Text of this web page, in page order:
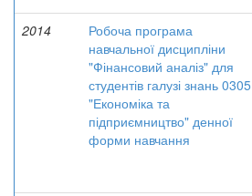
2014
Робоча програма
навчальної дисципліни
"Фінансовий аналіз" для
студентів галузі знань 0305
"Економіка та
підприємництво" денної
форми навчання